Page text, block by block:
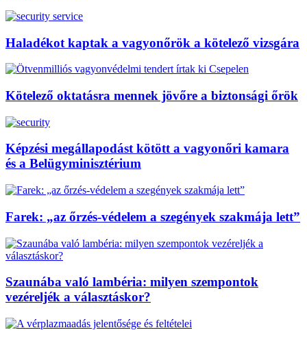
Haladékot kaptak a vagyonőrök a kötelező vizsgára
Kötelező oktatásra mennek jövőre a biztonsági őrök
Képzési megállapodást kötött a vagyonőri kamara
és a Belügyminisztérium
Farek: „az őrzés-védelem a szegények szakmája lett”
Szaunába való lambéria: milyen szempontok
vezéreljék a választáskor?